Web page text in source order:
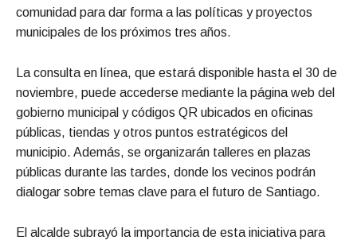
comunidad para dar forma a las políticas y proyectos
municipales de los próximos tres años.
La consulta en línea, que estará disponible hasta el 30 de
noviembre, puede accederse mediante la página web del
gobierno municipal y códigos QR ubicados en oficinas
públicas, tiendas y otros puntos estratégicos del
municipio. Además, se organizarán talleres en plazas
públicas durante las tardes, donde los vecinos podrán
dialogar sobre temas clave para el futuro de Santiago.
El alcalde subrayó la importancia de esta iniciativa para